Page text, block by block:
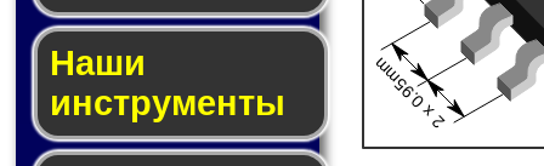
Наши
инструменты
2 x 0.95mm